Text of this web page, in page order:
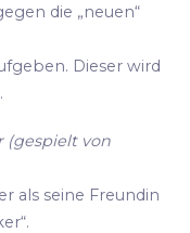
die „neuen“
Dieser wird
(gespielt von
als seine Freundin